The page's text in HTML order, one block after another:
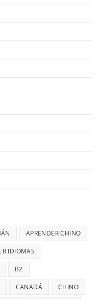
APRENDER CHINO
IDIOMAS
B2
CANADÁ CHINO